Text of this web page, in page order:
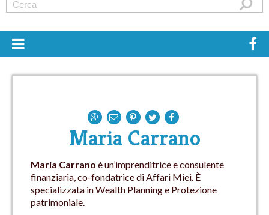
Maria Carrano
Maria Carrano è un’imprenditrice e consulente
finanziaria, co-fondatrice di Affari Miei. È
specializzata in Wealth Planning e Protezione
patrimoniale.